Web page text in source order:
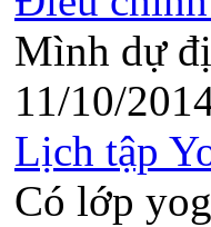
Mình dự
11/10/
Lịch tập
Có lớp